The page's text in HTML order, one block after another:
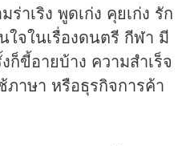
ร่าเริง พูดเก่ง คุยเก่ง รัก
ใจในเรื่องดนตรี กีฬา มี
ขี้อายบ้าง ความสำเร็จ
าษา หรือธุรกิจการค้า